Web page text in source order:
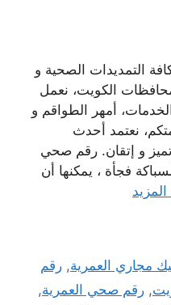
التمديدات الصحية و
الكويت، نعمل
أمهر الطواقم و
نعتمد أحدث
و إتقان. رقم صحي
فجأة ، يمكنها أن
المزيد
مجاري العمرية,رقم
, رقم صحي العمرية,